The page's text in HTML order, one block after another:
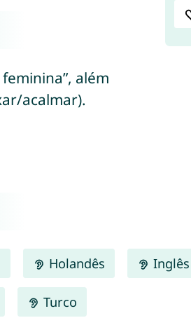
feminina”, além
acalmar).
Holandês Inglês
Turco